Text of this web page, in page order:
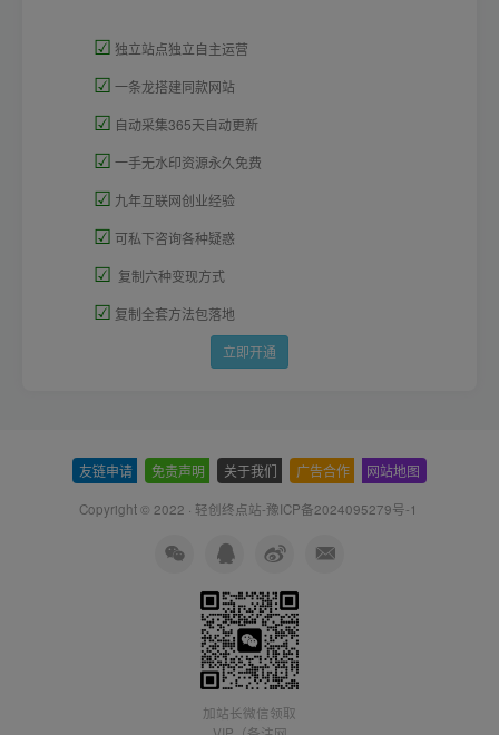
☑ 独立站点独立自主运营
☑ 一条龙搭建同款网站
☑ 自动采集365天自动更新
☑ 一手无水印资源永久免费
☑ 九年互联网创业经验
☑ 可私下咨询各种疑惑
☑ 复制六种变现方式
☑ 复制全套方法包落地
立即开通
友链申请 免责声明 关于我们 广告合作 网站地图
Copyright © 2022 · 轻创终点站-豫ICP备2024095279号-1
加站长微信领取